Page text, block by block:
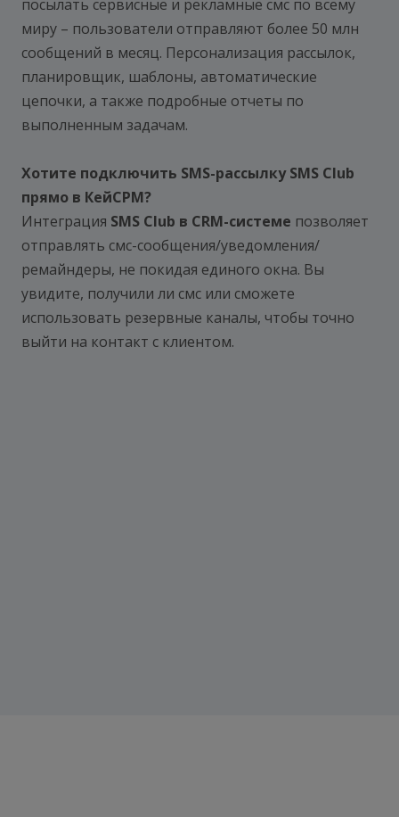
посылать сервисные и рекламные смс по всему
миру – пользователи отправляют более 50 млн
сообщений в месяц. Персонализация рассылок,
планировщик, шаблоны, автоматические
цепочки, а также подробные отчеты по
выполненным задачам.
Хотите подключить SMS-рассылку SMS Club
прямо в КейСРМ?
Интеграция SMS Club в CRM-системе позволяет
отправлять смс-сообщения/уведомления/
ремайндеры, не покидая единого окна. Вы
увидите, получили ли смс или сможете
использовать резервные каналы, чтобы точно
выйти на контакт с клиентом.